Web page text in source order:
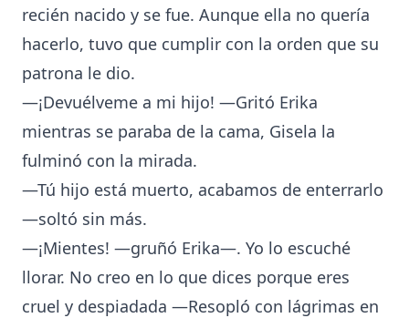
recién nacido y se fue. Aunque ella no quería
hacerlo, tuvo que cumplir con la orden que su
patrona le dio.
—¡Devuélveme a mi hijo! —Gritó Erika
mientras se paraba de la cama, Gisela la
fulminó con la mirada.
—Tú hijo está muerto, acabamos de enterrarlo
—soltó sin más.
—¡Mientes! —gruñó Erika—. Yo lo escuché
llorar. No creo en lo que dices porque eres
cruel y despiadada —Resopló con lágrimas en